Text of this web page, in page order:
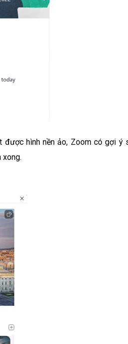
được hình nền ảo, Zoom có gợi ý
xong.